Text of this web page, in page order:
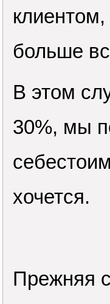
клиентом,
больше
В этом
30%, мы
хочется.
Прежняя